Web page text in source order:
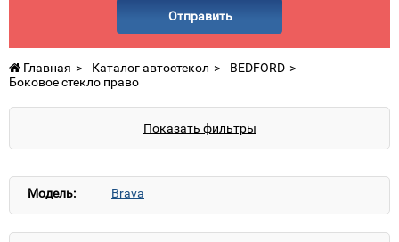
Отправить
Главная Каталог автостекол
BEDFORD
Боковое стекло право
Показать фильтры
Модель: Brava